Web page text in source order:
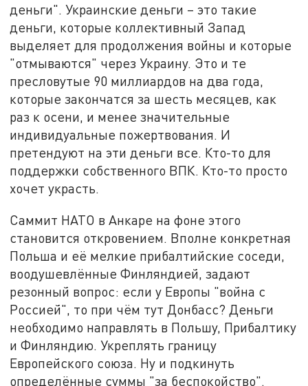
деньги". Украинские деньги – это такие
деньги, которые коллективный Запад
выделяет для продолжения войны и которые
"отмываются" через Украину. Это и те
пресловутые 90 миллиардов на два года,
которые закончатся за шесть месяцев, как
раз к осени, и менее значительные
индивидуальные пожертвования. И
претендуют на эти деньги все. Кто-то для
поддержки собственного ВПК. Кто-то просто
хочет украсть.
Саммит НАТО в Анкаре на фоне этого
становится откровением. Вполне конкретная
Польша и её мелкие прибалтийские соседи,
воодушевлённые Финляндией, задают
резонный вопрос: если у Европы "война с
Россией", то при чём тут Донбасс? Деньги
необходимо направлять в Польшу, Прибалтику
и Финляндию. Укреплять границу
Европейского союза. Ну и подкинуть
определённые суммы "за беспокойство".